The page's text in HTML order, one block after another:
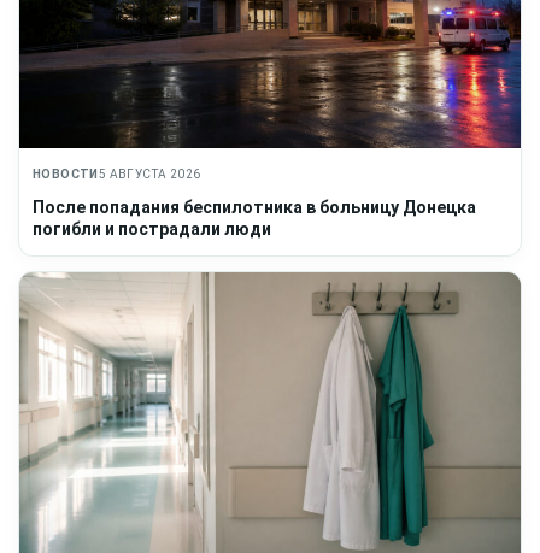
НОВОСТИ 5 АВГУСТА 2026
После попадания беспилотника в больницу Донецка
погибли и пострадали люди